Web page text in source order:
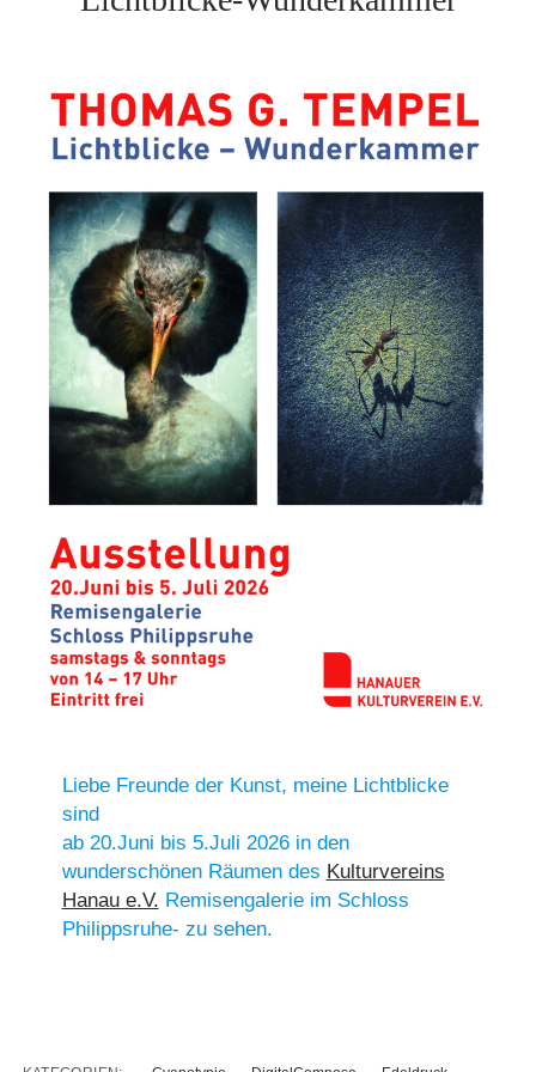
Liebe Freunde der Kunst, meine Lichtblicke
sind
ab 20.Juni bis 5.Juli 2026 in den
wunderschönen Räumen des Kulturvereins
Hanau e.V. Remisengalerie im Schloss
Philippsruhe- zu sehen.